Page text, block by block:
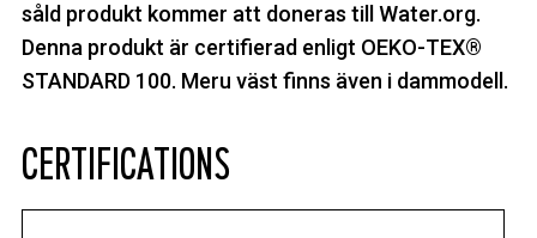
såld produkt kommer att doneras till Water.org.
Denna produkt är certifierad enligt OEKO-TEX®
STANDARD 100. Meru väst finns även i dammodell.
CERTIFICATIONS